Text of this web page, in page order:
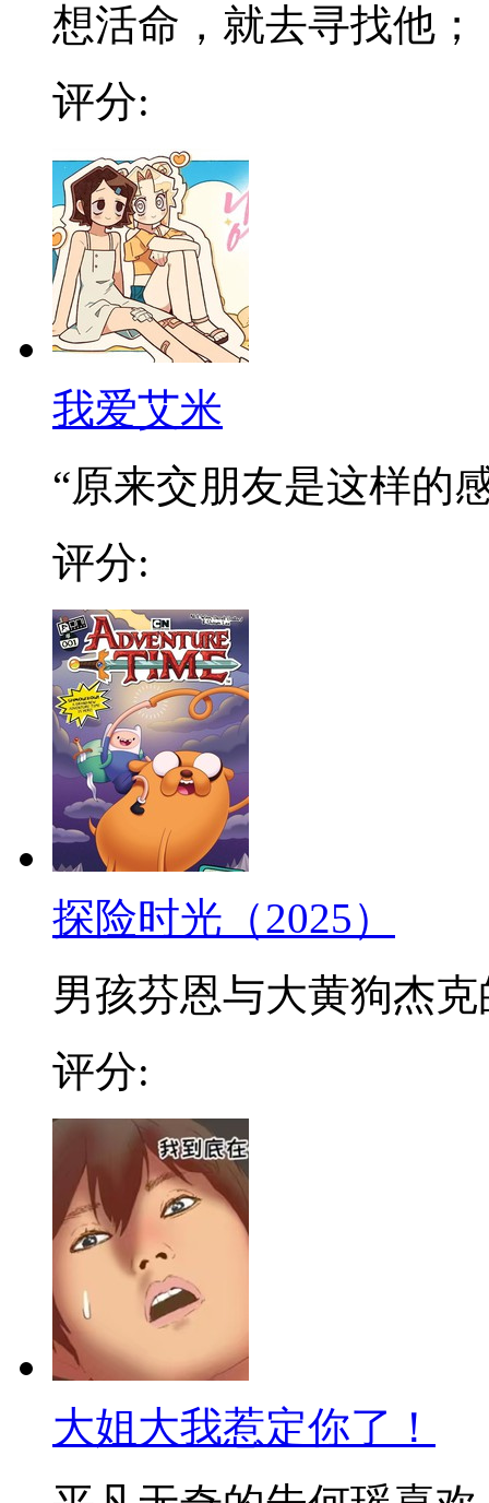
想活命，就去寻找他；
评分:
我爱艾米
“原来交朋友是这样的
评分:
探险时光（2025）
男孩芬恩与大黄狗杰克
评分:
大姐大我惹定你了！